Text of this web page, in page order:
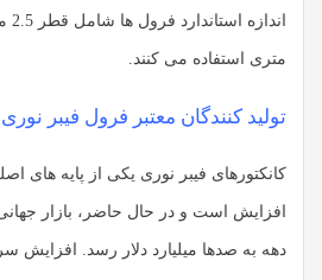
متری استفاده می کنند.
تولید کنندگان معتبر فرول فیبر نوری
کانکتورهای فیبر نوری یکی از پایه های
دهه به صدها میلیارد دلار رسد. افزایش